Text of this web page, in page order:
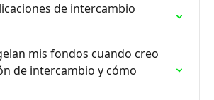
de intercambio
mis fondos cuando creo
de intercambio y cómo